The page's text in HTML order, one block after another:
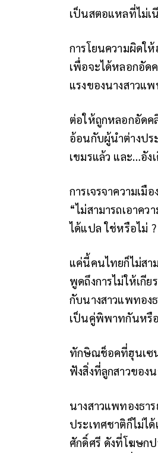
เป็นสตอแหลที่ไม่เ
การโยนความผิดใ
เพื่อจะได้หลอกอัด
แรงของนางสาวแ
ต่อให้ถูกหลอกอัดค
อ้อนกับผู้นำต่างป
เขมรแล้ว และ…อัง
การเจรจาความเ
“ไม่สามารถเอาค
ได้แปล ใช่หรือไม่ ?
แค่นี้คนไทยก็ไม่สา
พูดถึงการไม่ให้เกี
กับนางสาวแพทอง
เป็นคู่พิพาทกันหรือ
ทักษิณช็อคที่ฮุนเซ
ฟังสิ่งที่ลูกสาวขอ
นางสาวแพทองธาร
ประเทศชาติก็ไม่ไ
ศักดิ์ศรี ดังที่โฆษกป